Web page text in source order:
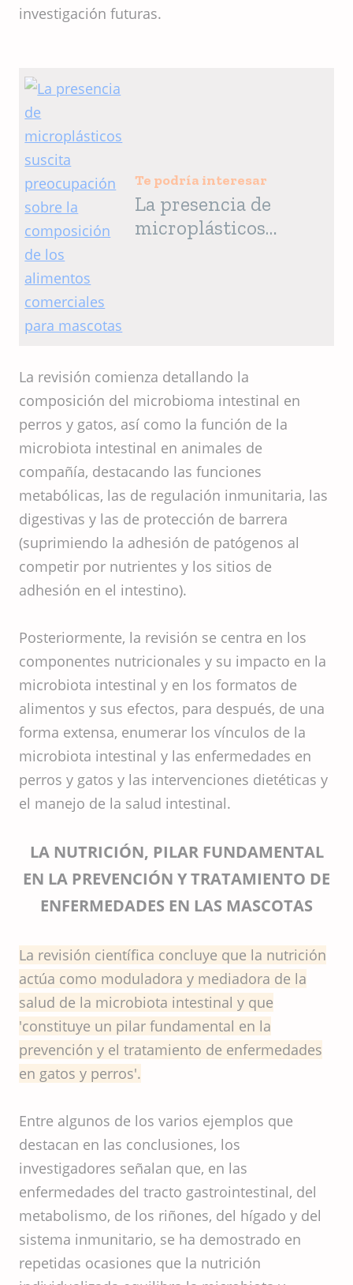
investigación futuras.
Te podría interesar
La presencia de
microplásticos
mascotas
La revisión comienza detallando la
composición del microbioma intestinal en
perros y gatos, así como la función de la
microbiota intestinal en animales de
compañía, destacando las funciones
metabólicas, las de regulación inmunitaria, las
digestivas y las de protección de barrera
(suprimiendo la adhesión de patógenos al
competir por nutrientes y los sitios de
adhesión en el intestino).
Posteriormente, la revisión se centra en los
componentes nutricionales y su impacto en la
microbiota intestinal y en los formatos de
alimentos y sus efectos, para después, de una
forma extensa, enumerar los vínculos de la
microbiota intestinal y las enfermedades en
perros y gatos y las intervenciones dietéticas y
el manejo de la salud intestinal.
LA NUTRICIÓN, PILAR FUNDAMENTAL
EN LA PREVENCIÓN Y TRATAMIENTO DE
ENFERMEDADES EN LAS MASCOTAS
La revisión científica concluye que la nutrición
actúa como moduladora y mediadora de la
salud de la microbiota intestinal y que
'constituye un pilar fundamental en la
prevención y el tratamiento de enfermedades
en gatos y perros'.
Entre algunos de los varios ejemplos que
destacan en las conclusiones, los
investigadores señalan que, en las
enfermedades del tracto gastrointestinal, del
metabolismo, de los riñones, del hígado y del
sistema inmunitario, se ha demostrado en
repetidas ocasiones que la nutrición